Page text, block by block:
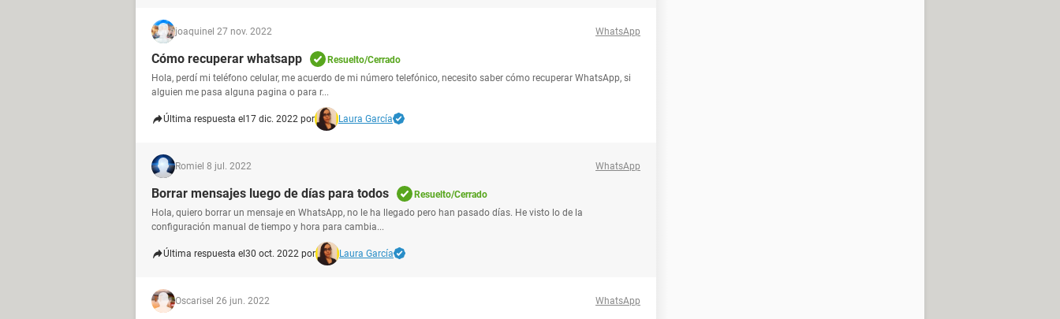
joaquinel 27 nov. 2022 WhatsApp
Cómo recuperar whatsapp
Resuelto/Cerrado
Hola, perdí mi teléfono celular, me acuerdo de mi número telefónico, necesito saber cómo recuperar WhatsApp, si
alguien me pasa alguna pagina o para r...
Última respuesta el 17 dic. 2022 por Laura García
Romiel 8 jul. 2022 WhatsApp
Borrar mensajes luego de días para todos
Resuelto/Cerrado
Hola, quiero borrar un mensaje en WhatsApp, no le ha llegado pero han pasado días. He visto lo de la
configuración manual de tiempo y hora para cambia...
Última respuesta el 30 oct. 2022 por Laura García
Oscarisel 26 jun. 2022 WhatsApp